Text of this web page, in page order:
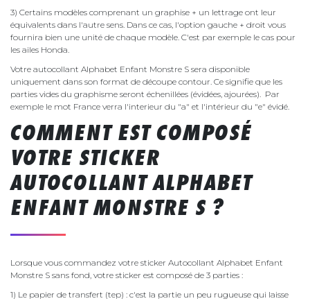
3) Certains modèles comprenant un graphise + un lettrage ont leur
équivalents dans l'autre sens. Dans ce cas, l'option gauche + droit vous
fournira bien une unité de chaque modèle. C'est par exemple le cas pour
les ailes Honda.
Votre autocollant Alphabet Enfant Monstre S sera disponible
uniquement dans son format de découpe contour. Ce signifie que les
parties vides du graphisme seront échenillées (évidées, ajourées). Par
exemple le mot France verra l'interieur du "a" et l'intérieur du "e" évidé.
COMMENT EST COMPOSÉ
VOTRE STICKER
AUTOCOLLANT ALPHABET
ENFANT MONSTRE S ?
Lorsque vous commandez votre sticker Autocollant Alphabet Enfant
Monstre S sans fond, votre sticker est composé de 3 parties :
1) Le papier de transfert (tep) : c'est la partie un peu rugueuse qui laisse